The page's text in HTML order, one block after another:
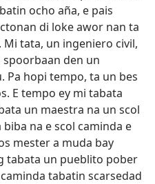
ocho aña, e pais
di loke awor nan ta
Mi tata, un ingeniero civil,
den un
Pa hopi tempo, ta un bes
E tempo ey mi tabata
un maestra na un scol
na e scol caminda e
mester a muda bay
tabata un pueblito pober
tabatin scarsedad